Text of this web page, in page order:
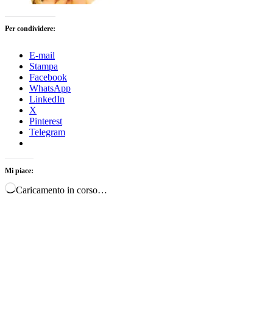
Per condividere:
E-mail
Stampa
Facebook
WhatsApp
LinkedIn
X
Pinterest
Telegram
Mi piace:
Caricamento in corso…